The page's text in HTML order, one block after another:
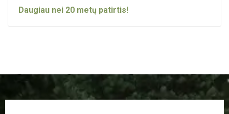
Daugiau nei 20 metų patirtis!